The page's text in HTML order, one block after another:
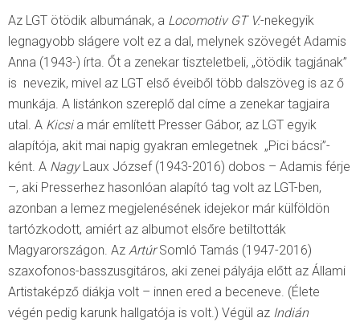
Az LGT ötödik albumának, a Locomotiv GT V.-nekegyik
legnagyobb slágere volt ez a dal, melynek szövegét Adamis
Anna (1943-) írta. Őt a zenekar tiszteletbeli, „ötödik tagjának”
is nevezik, mivel az LGT első éveiből több dalszöveg is az ő
munkája. A listánkon szereplő dal címe a zenekar tagjaira
utal. A Kicsia már említett Presser Gábor, az LGT egyik
alapítója, akit mai napig gyakran emlegetnek „Pici bácsi”-
ként. A NagyLaux József (1943-2016) dobos – Adamis férje
–, aki Presserhez hasonlóan alapító tag volt az LGT-ben,
azonban a lemez megjelenésének idejekor már külföldön
tartózkodott, amiért az albumot elsőre betiltották
Magyarországon. Az ArtúrSomló Tamás (1947-2016)
szaxofonos-basszusgitáros, aki zenei pályája előtt az Állami
Artistaképző diákja volt – innen ered a beceneve. (Élete
végén pedig karunk hallgatója is volt.) Végül az Indián